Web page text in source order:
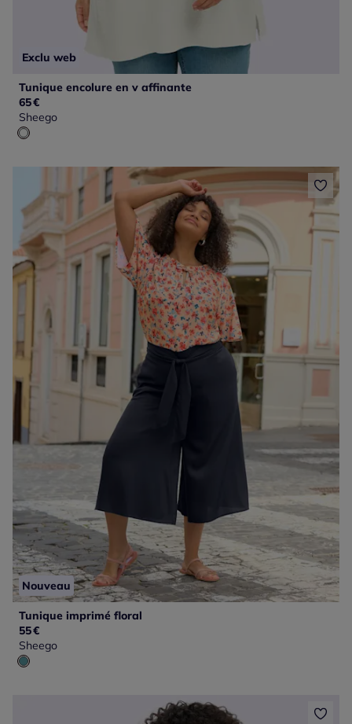
Exclu web
Tunique encolure en v affinante
65€
Sheego
Nouveau
Tunique imprimé floral
55€
Sheego